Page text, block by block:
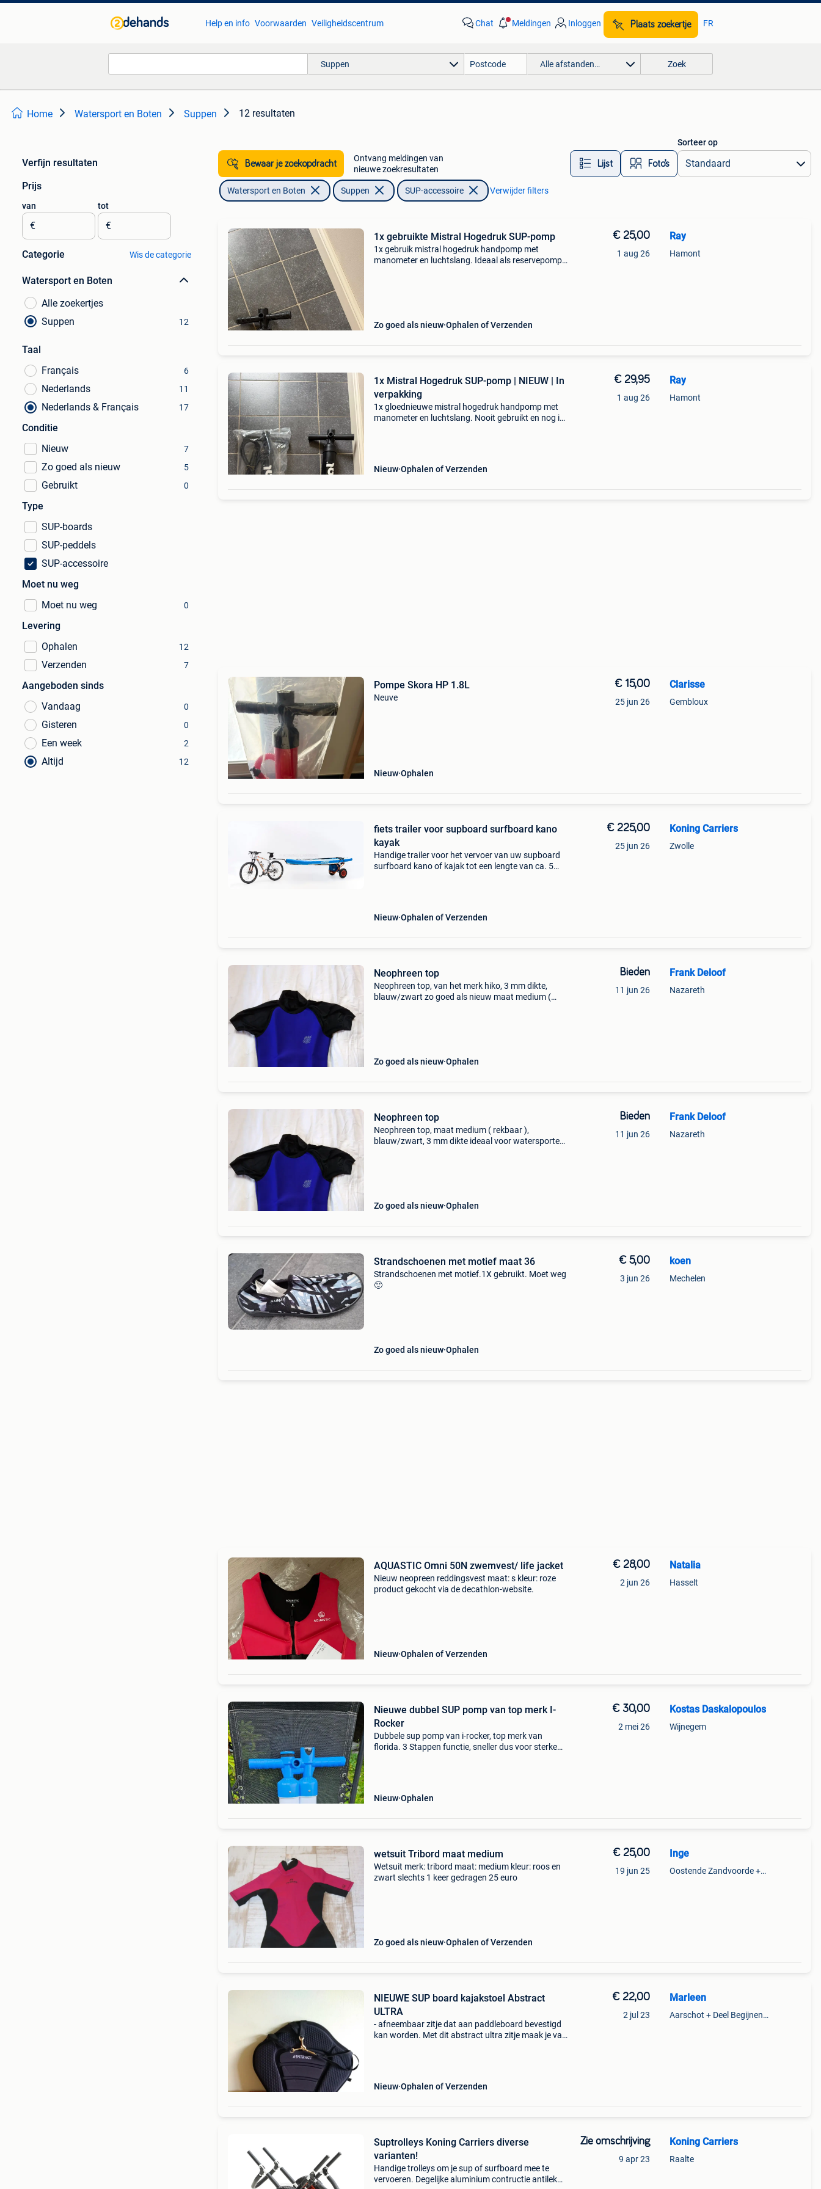
Help en info Voorwaarden Veiligheidscentrum Chat Meldingen Inloggen Plaats zoekertje FR
Suppen Alle afstanden… Zoek
Home Watersport en Boten Suppen 12 resultaten
Verfijn resultaten
Prijs
van
€
tot
€
Categorie Wis de categorie
Watersport en Boten
Alle zoekertjes
Suppen
12
Taal
Français
6
Nederlands 11
Nederlands & Français 17
Conditie
Nieuw
7
Zo goed als nieuw 5
Gebruikt 0
Type
SUP-boards
SUP-peddels
SUP-accessoire
Moet nu weg
Moet nu weg
0
Levering
Ophalen
12
Verzenden 7
Aangeboden sinds
Vandaag
0
Gisteren 0
Een week 2
Altijd 12
Bewaar je zoekopdracht
Ontvang meldingen van
nieuwe zoekresultaten
Lijst Foto’s
Sorteer op
Watersport en Boten Suppen SUP-accessoire Verwijder filters
1x gebruikte Mistral Hogedruk SUP-pomp
1x gebruik mistral hogedruk handpomp met
manometer en luchtslang. Ideaal als reservepomp
Zo goed als nieuw Ophalen of Verzenden
€ 25,00
1 aug 26
Ray
Hamont
1x Mistral Hogedruk SUP-pomp | NIEUW | In
verpakking
1x gloednieuwe mistral hogedruk handpomp met
manometer en luchtslang. Nooit gebruikt en nog in
Nieuw Ophalen of Verzenden
€ 29,95
1 aug 26
Ray
Hamont
Pompe Skora HP 1.8L
Neuve
Nieuw Ophalen
€ 15,00
25 jun 26
Clarisse
Gembloux
fiets trailer voor supboard surfboard kano
kayak
Handige trailer voor het vervoer van uw supboard
surfboard kano of kajak tot een lengte van ca. 5
Nieuw Ophalen of Verzenden
€ 225,00
25 jun 26
Koning Carriers
Zwolle
Neophreen top
Neophreen top, van het merk hiko, 3 mm dikte,
blauw/zwart zo goed als nieuw maat medium (
Zo goed als nieuw Ophalen
Bieden
11 jun 26
Frank Deloof
Nazareth
Neophreen top
Neophreen top, maat medium ( rekbaar ),
blauw/zwart, 3 mm dikte ideaal voor watersporten
Zo goed als nieuw Ophalen
Bieden
11 jun 26
Frank Deloof
Nazareth
Strandschoenen met motief maat 36
Strandschoenen met motief.1X gebruikt. Moet weg
🙂
Zo goed als nieuw Ophalen
€ 5,00
3 jun 26
koen
Mechelen
AQUASTIC Omni 50N zwemvest/ life jacket
Nieuw neopreen reddingsvest maat: s kleur: roze
product gekocht via de decathlon-website.
Nieuw Ophalen of Verzenden
€ 28,00
2 jun 26
Natalia
Hasselt
Nieuwe dubbel SUP pomp van top merk I-
Rocker
Dubbele sup pomp van i-rocker, top merk van
florida. 3 Stappen functie, sneller dus voor sterke
Nieuw Ophalen
€ 30,00
2 mei 26
Kostas Daskalopoulos
Wijnegem
wetsuit Tribord maat medium
Wetsuit merk: tribord maat: medium kleur: roos en
zwart slechts 1 keer gedragen 25 euro
Zo goed als nieuw Ophalen of Verzenden
€ 25,00
19 jun 25
Inge
Oostende Zandvoorde +Oostende
NIEUWE SUP board kajakstoel Abstract
ULTRA
- afneembaar zitje dat aan paddleboard bevestigd
kan worden. Met dit abstract ultra zitje maak je van
Nieuw Ophalen of Verzenden
€ 22,00
2 jul 23
Marleen
Aarschot + Deel Begijnendijk
Suptrolleys Koning Carriers diverse
varianten!
Handige trolleys om je sup of surfboard mee te
vervoeren. Degelijke aluminium contructie antilek
Zie omschrijving
9 apr 23
Koning Carriers
Raalte